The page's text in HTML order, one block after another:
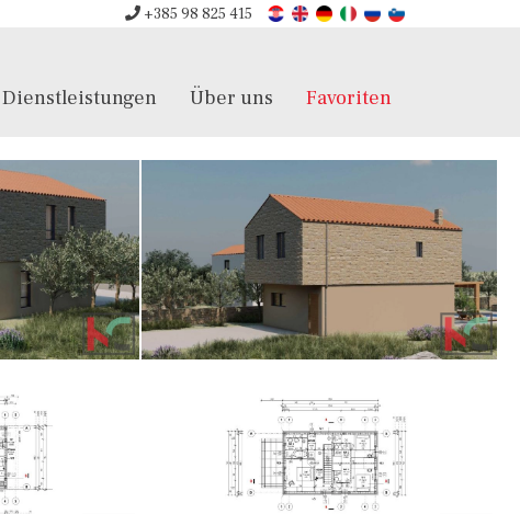
+385 98 825 415
Dienstleistungen Über uns Favoriten